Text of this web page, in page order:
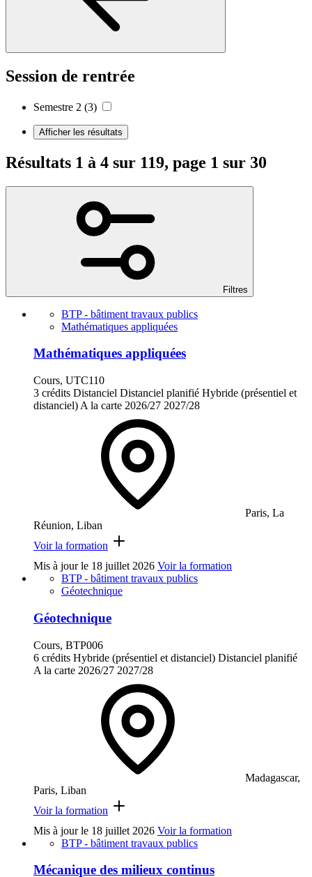
Session de rentrée
Semestre 2 (3)
Afficher les résultats
Résultats 1 à 4 sur 119, page 1 sur 30
Filtres
BTP - bâtiment travaux publics
Mathématiques appliquées
Mathématiques appliquées
Cours, UTC110
3 crédits Distanciel Distanciel planifié Hybride (présentiel et
distanciel) A la carte 2026/27 2027/28
Paris, La
Réunion, Liban
Voir la formation
Mis à jour le 18 juillet 2026 Voir la formation
BTP - bâtiment travaux publics
Géotechnique
Géotechnique
Cours, BTP006
6 crédits Hybride (présentiel et distanciel) Distanciel planifié
A la carte 2026/27 2027/28
Madagascar,
Paris, Liban
Voir la formation
Mis à jour le 18 juillet 2026 Voir la formation
BTP - bâtiment travaux publics
Mécanique des milieux continus